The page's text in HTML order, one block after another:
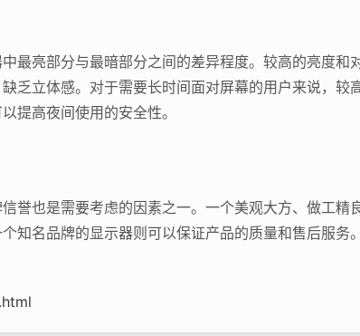
最亮部分与最暗部分之间的差异程度。较高的亮度和
乏立体感。对于需要长时间面对屏幕的用户来说，较
提高夜间使用的安全性。
誉也是需要考虑的因素之一。一个美观大方、做工精
知名品牌的显示器则可以保证产品的质量和售后服务